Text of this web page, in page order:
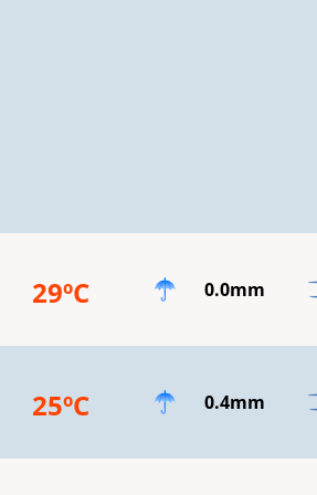
29ºC 0.0mm
25ºC 0.4mm